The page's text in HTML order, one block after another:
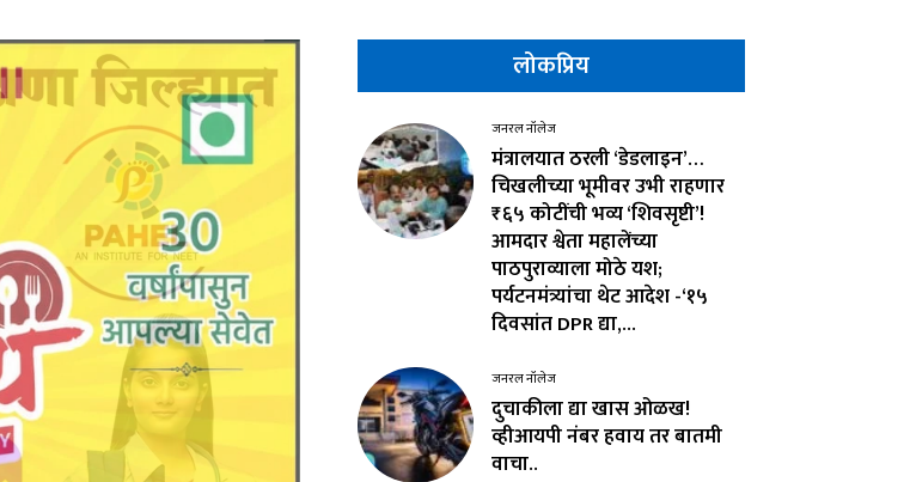
लोकप्रिय
जनरल नॉलेज
मंत्रालयात ठरली ‘डेडलाइन’…
चिखलीच्या भूमीवर उभी राहणार
₹६५ कोटींची भव्य ‘शिवसृष्टी’!
आमदार श्वेता महालेंच्या
पाठपुराव्याला मोठे यश;
पर्यटनमंत्र्यांचा थेट आदेश -‘१५
दिवसांत DPR द्या,...
जनरल नॉलेज
दुचाकीला द्या खास ओळख!
व्हीआयपी नंबर हवाय तर बातमी
वाचा..